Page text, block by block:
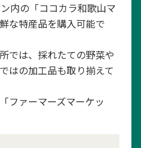
内の「ココカラ和歌山マ
な特産品を購入可能で
では、採れたての野菜や
はの加工品も取り揃えて
ファーマーズマーケッ